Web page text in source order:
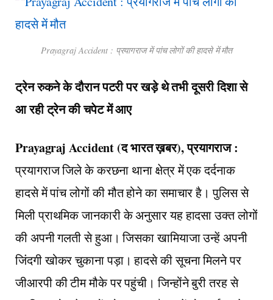
Prayagraj Accident : प्रयागराज में पांच लोगों की हादसे में मौत
ट्रेन रुकने के दौरान पटरी पर खड़े थे तभी दूसरी दिशा से
आ रही ट्रेन की चपेट में आए
Prayagraj Accident (द भारत ख़बर), प्रयागराज :
प्रयागराज जिले के करछना थाना क्षेत्र में एक दर्दनाक
हादसे में पांच लोगों की मौत होने का समाचार है। पुलिस से
मिली प्राथमिक जानकारी के अनुसार यह हादसा उक्त लोगों
की अपनी गलती से हुआ। जिसका खामियाजा उन्हें अपनी
जिंदगी खोकर चुकाना पड़ा। हादसे की सूचना मिलने पर
जीआरपी की टीम मौके पर पहुंची। जिन्होंने बुरी तरह से